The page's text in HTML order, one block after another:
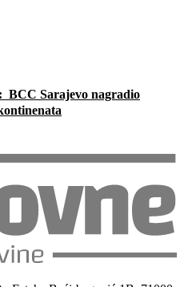
BCC Sarajevo nagradio